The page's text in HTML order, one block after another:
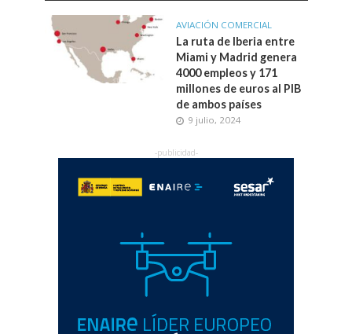
AVIACIÓN COMERCIAL
La ruta de Iberia entre
Miami y Madrid genera
4000 empleos y 171
millones de euros al PIB
de ambos países
9 julio, 2024